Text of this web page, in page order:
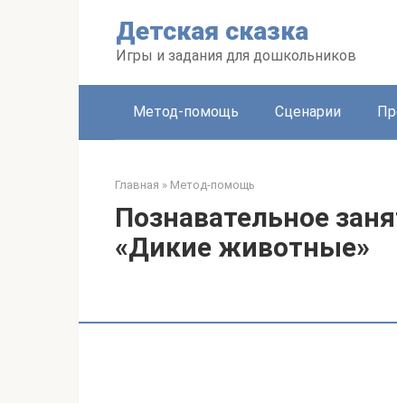
Детская сказка
Игры и задания для дошкольников
Метод-помощь Сценарии
Главная » Метод-помощь
Познавательное
«Дикие животные»